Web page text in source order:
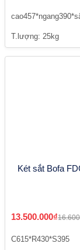
T.lượng: 25kg
Két sắt Bofa
13.500.000₫
C615*R430*S395